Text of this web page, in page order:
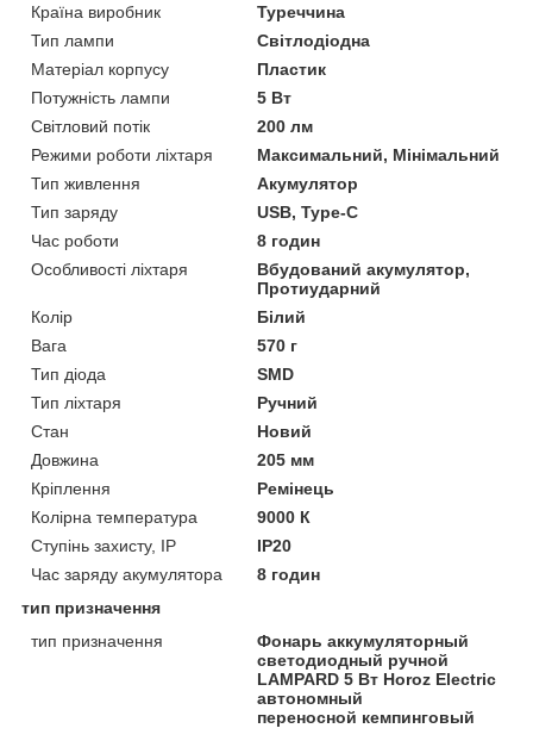
Країна виробник
Туреччина
Тип лампи
Світлодіодна
Матеріал корпусу
Пластик
Потужність лампи
5 Вт
Світловий потік
200 лм
Режими роботи ліхтаря
Максимальний, Мінімальний
Тип живлення
Акумулятор
Тип заряду
USB, Type-C
Час роботи
8 годин
Особливості ліхтаря
Вбудований акумулятор,
Протиударний
Колір
Білий
Вага
570 г
Тип діода
SMD
Тип ліхтаря
Ручний
Стан
Новий
Довжина
205 мм
Кріплення
Ремінець
Колірна температура
9000 К
Ступінь захисту, IP
IP20
Час заряду акумулятора
8 годин
тип призначення
тип призначення
Фонарь аккумуляторный
светодиодный ручной
LAMPARD 5 Вт Horoz Electric
автономный
переносной кемпинговый